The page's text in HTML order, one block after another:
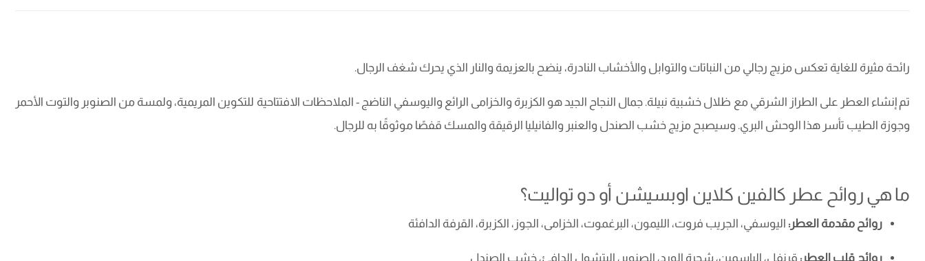
رائحة مثيرة للغاية تعكس مزيج رجالي من النباتات والتوابل والأخشاب النادرة، ينضح بالعزيمة والنار الذي يحرك شغف الرجال.
تم إنشاء العطر على الطراز الشرقي مع ظلال خشبية نبيلة. جمال النجاح الجيد هو الكزبرة والخزامى الرائع واليوسفي الناضج - الملاحظات الافتتاحية للتكوين المريمية، ولمسة من الصنوبر والتوت الأحمر
وجوزة الطيب تأسر هذا الوحش البري. وسيصبح مزيج خشب الصندل والعنبر والفانيليا الرقيقة والمسك قفصًا موثوقًا به للرجال.
ما هي روائح عطر كالفين كلاين اوبسيشن أو دو تواليت؟
روائح مقدمة العطر: اليوسفي، الجريب فروت، الليمون، البرغموت، الخزامى، الجوز، الكزبرة، القرفة الدافئة
روائح قلب العطر: قرنفل، الياسمين، شجرة الورد، الصنوبر، البتشول الدافئ، خشب الصندل